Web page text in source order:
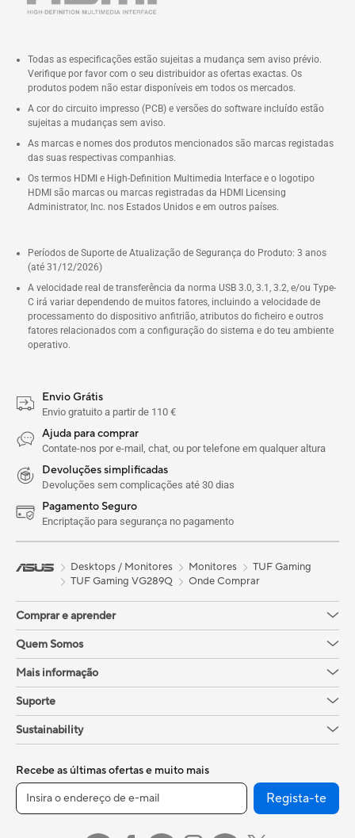
Todas as especificações estão sujeitas a mudança sem aviso prévio.
Verifique por favor com o seu distribuidor as ofertas exactas. Os
produtos podem não estar disponíveis em todos os mercados.
A cor do circuito impresso (PCB) e versões do software incluído estão
sujeitas a mudanças sem aviso.
As marcas e nomes dos produtos mencionados são marcas registadas
das suas respectivas companhias.
Os termos HDMI e High-Definition Multimedia Interface e o logotipo
HDMI são marcas ou marcas registradas da HDMI Licensing
Administrator, Inc. nos Estados Unidos e em outros países.
Períodos de Suporte de Atualização de Segurança do Produto: 3 anos
(até 31/12/2026)
A velocidade real de transferência da norma USB 3.0, 3.1, 3.2, e/ou Type-
C irá variar dependendo de muitos fatores, incluindo a velocidade de
processamento do dispositivo anfitrião, atributos do ficheiro e outros
fatores relacionados com a configuração do sistema e do teu ambiente
operativo.
Envio Grátis
Envio gratuito a partir de 110 €
Ajuda para comprar
Contate-nos por e-mail, chat, ou por telefone em qualquer altura
Devoluções simplificadas
Devoluções sem complicações até 30 dias
Pagamento Seguro
Encriptação para segurança no pagamento
Desktops / Monitores Monitores
TUF Gaming
TUF Gaming VG289Q
Onde Comprar
Comprar e aprender
Quem Somos
Mais informação
Suporte
Sustainability
Recebe as últimas ofertas e muito mais
Regista-te